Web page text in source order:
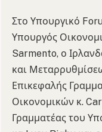
Στο Υπουργικό
Υπουργός
Sarmento, ο
και
Επικεφαλής
Οικονομικών κ.
Γραμματέας του